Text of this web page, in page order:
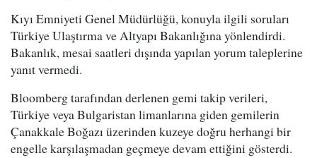
Kıyı Emniyeti Genel Müdürlüğü, konuyla ilgili soruları
Türkiye Ulaştırma ve Altyapı Bakanlığına yönlendirdi.
Bakanlık, mesai saatleri dışında yapılan yorum taleplerine
yanıt vermedi.
Bloomberg tarafından derlenen gemi takip verileri,
Türkiye veya Bulgaristan limanlarına giden gemilerin
Çanakkale Boğazı üzerinden kuzeye doğru herhangi bir
engelle karşılaşmadan geçmeye devam ettiğini gösterdi.